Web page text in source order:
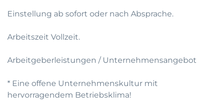
Einstellung ab sofort oder nach Absprache.
Arbeitszeit Vollzeit.
Arbeitgeberleistungen / Unternehmensangebot
* Eine offene Unternehmenskultur mit
hervorragendem Betriebsklima!